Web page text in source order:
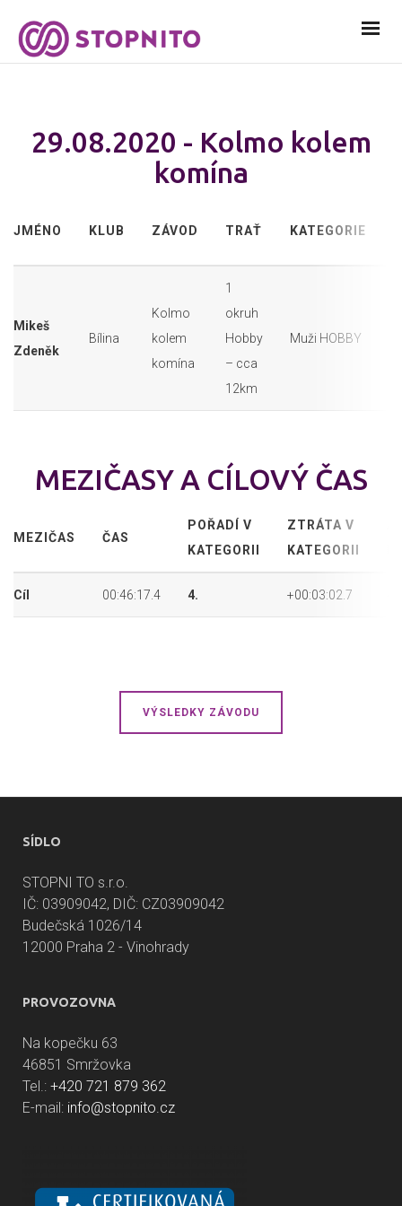
29.08.2020 - Kolmo kolem
komína
JMÉNO KLUB ZÁVOD TRAŤ KATEGORIE
Mikeš
Zdeněk
Bílina
Kolmo
kolem
komína
1
okruh
Hobby
– cca
12km
Muži HOBBY
MEZIČASY A CÍLOVÝ ČAS
MEZIČAS ČAS
POŘADÍ V
KATEGORII
ZTRÁTA V
KATEGORII
Cíl 00:46:17.4 4. +00:03:02.7
VÝSLEDKY ZÁVODU
SÍDLO
STOPNI TO s.r.o.
IČ: 03909042, DIČ: CZ03909042
Budečská 1026/14
12000 Praha 2 - Vinohrady
PROVOZOVNA
Na kopečku 63
46851 Smržovka
Tel.: +420 721 879 362
E-mail: info@stopnito.cz